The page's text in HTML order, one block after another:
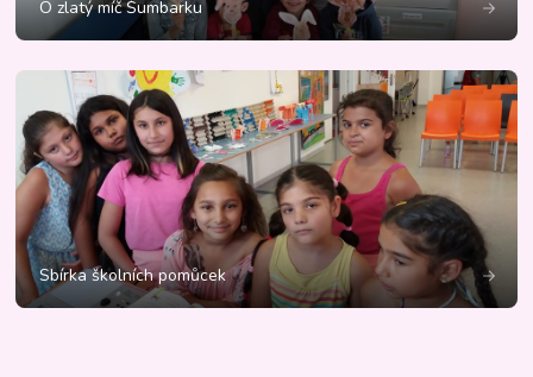
O zlatý míč Šumbarku
Sbírka školních pomůcek